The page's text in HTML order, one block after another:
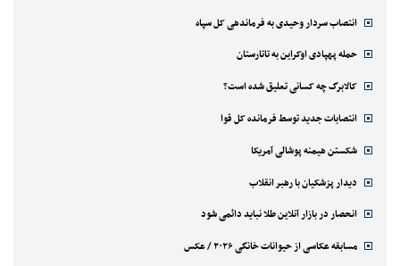
انتصاب سردار وحیدی به فرماندهی کل سپاه
حمله پهپادی اوکراین به تاتارستان
کالابرگ چه کسانی تعلیق شده است؟
انتصابات جدید توسط فرمانده کل قوا
شکستن هیمنه پوشالی آمریکا
دیدار پزشکیان با رهبر انقلاب
انحصار در بازار آنلاین طلا نباید دائمی شود
مسابقه عکاسی از حیوانات خانگی ۲۰۲۶ / عکس